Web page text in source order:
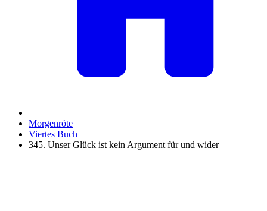
Morgenröte
Viertes Buch
345. Unser Glück ist kein Argument für und wider